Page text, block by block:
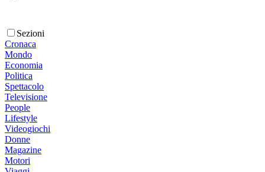
Sezioni
Cronaca
Mondo
Economia
Politica
Spettacolo
Televisione
People
Lifestyle
Videogiochi
Donne
Magazine
Motori